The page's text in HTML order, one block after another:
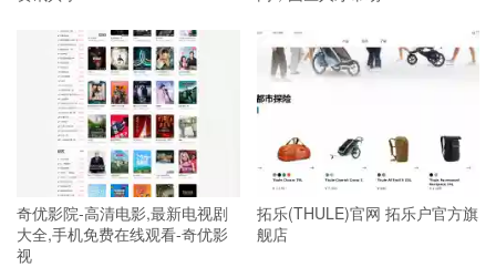
奇优影院-高清电影,最新电视剧
大全,手机免费在线观看-奇优影
视
拓乐(THULE)官网 拓乐户官方旗
舰店